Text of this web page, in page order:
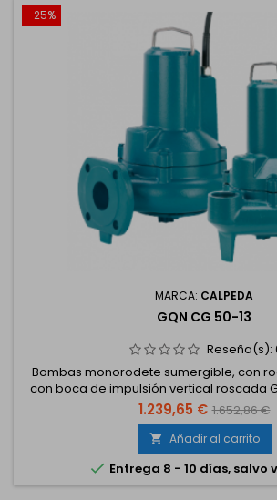
-25%
MARCA: CALPEDA
GQN CG 50-13
Reseña(s):
Bombas monorodete sumergible, con
con boca de impulsión vertical roscada G
trifásico 230/400 V. Con
1.239,65 € 1.652,86 €
 Añadir al carrito
 Entrega 8 - 10 días, salvo